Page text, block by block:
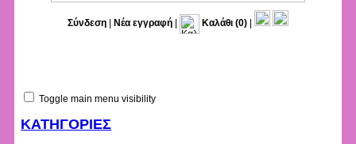
Σύνδεση| Νέα εγγραφή| Καλάθι (0)|
Toggle main menu visibility
ΚΑΤΗΓΟΡΙΕΣ